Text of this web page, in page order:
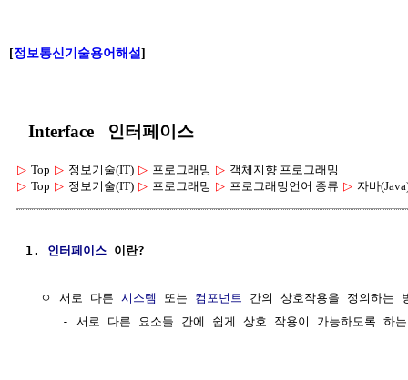
[정보통신기술용어해설]
Interface 인터페이스
▷ Top ▷ 정보기술(IT) ▷ 프로그래밍 ▷ 객체지향 프로그래밍
▷ Top ▷ 정보기술(IT) ▷ 프로그래밍 ▷ 프로그래밍언어 종류 ▷ 자바
1. 인터페이스 이란?
  ㅇ 서로 다른
시스템 또는 컴포넌트
간의 상호작용을 정의하는
- 서로 다른 요소들 간에 쉽게 상호 작용이 가능하도록 하